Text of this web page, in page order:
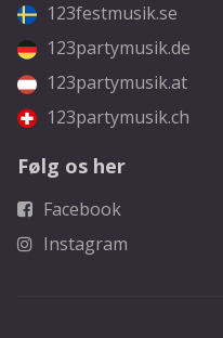
123festmusik.se
123partymusik.de
123partymusik.at
123partymusik.ch
Følg os her
Facebook
Instagram